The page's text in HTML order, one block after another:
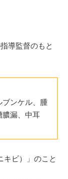
導監督のもと
ブンケル、腫
膿漏、中耳
キビ）」のこと